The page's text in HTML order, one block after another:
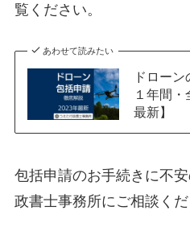
覧ください。
あわせて読みたい
ドローン
１年間
最新】
包括申請のお手続きに不
政書士事務所にご相談くだ